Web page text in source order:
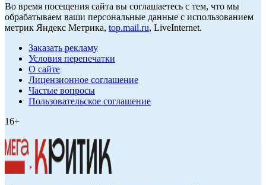
Во время посещения сайта вы соглашаетесь с тем, что мы
обрабатываем ваши персональные данные с использованием
метрик Яндекс Метрика, top.mail.ru, LiveInternet.
Заказать рекламу
Условия перепечатки
О сайте
Лицензионное соглашение
Частые вопросы
Пользовательское соглашение
16+